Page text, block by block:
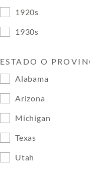
1920s
1930s
ESTADO O
Alabama
Arizona
Michigan
Texas
Utah